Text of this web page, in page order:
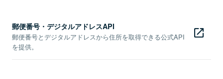
郵便番号・デジタルアドレスAPI
郵便番号とデジタルアドレスから住所を取得できる公式API
を提供。